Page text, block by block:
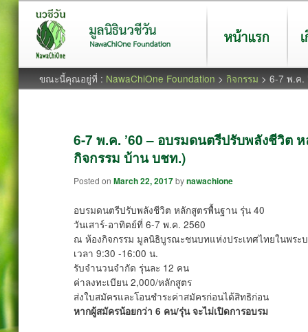
หน้าแรก เกี่ยว
ขณะนี้คุณอยู่ที่ : NawaChiOne Foundation > กิจกรรม > 6-7 พ.ค
6-7 พ.ค. ’60 – อบรมดนตรีปรับพลังชีวิต
กิจกรรม บ้าน บชท.)
Posted onMarch 22, 2017bynawachione
อบรมดนตรีปรับพลังชีวิต หลักสูตรพื้นฐาน รุ่น 40
วันเสาร์-อาทิตย์ที่ 6-7 พ.ค. 2560
ณ ห้องกิจกรรม มูลนิธิบูรณะชนบทแห่งประเทศไทยในพร
เวลา 9:30 -16:00 น.
รับจำนวนจำกัด รุ่นละ 12 คน
ค่าลงทะเบียน 2,000/หลักสูตร
ส่งใบสมัครและโอนชำระค่าสมัครก่อนได้สิทธิก่อน
หากผู้สมัครน้อยกว่า 6 คน/รุ่น จะไม่เปิดการอบรม